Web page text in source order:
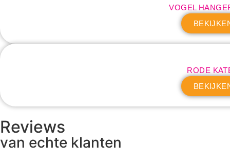
VOGEL
RODE
Reviews
van echte klanten